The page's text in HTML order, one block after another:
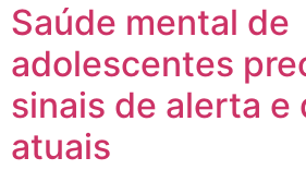
Saúde mental de
adolescentes
sinais de alerta e
atuais